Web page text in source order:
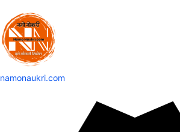
namonaukri.com